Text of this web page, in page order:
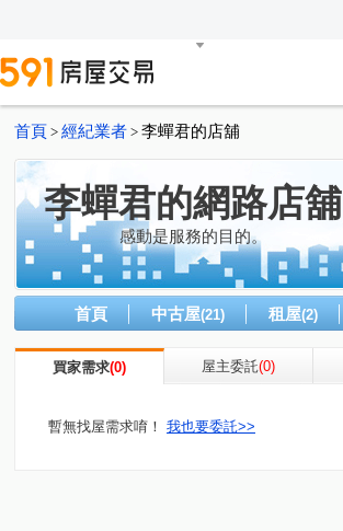
首頁 > 經紀業者 > 李蟬君的店舖
李蟬君的網路店舖
感動是服務的目的。
首頁 中古屋(21) 租屋(2)
買家需求(0) 屋主委託(0)
暫無找屋需求唷！ 我也要委託>>